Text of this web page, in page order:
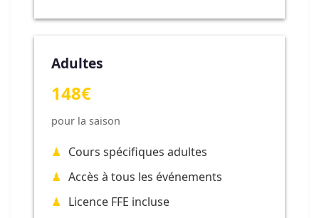
Adultes
148€
pour la saison
Cours spécifiques adultes
Accès à tous les événements
Licence FFE incluse